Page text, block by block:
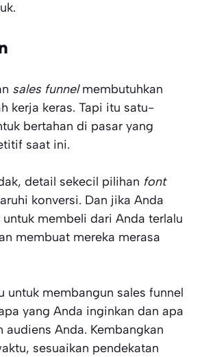
sales funnelmembutuhkan
kerja keras. Tapi itu satu-
bertahan di pasar yang
saat ini.
detail sekecil pilihan font
konversi. Dan jika Anda
membeli dari Anda terlalu
membuat mereka merasa
untuk membangun sales funnel
yang Anda inginkan dan apa
audiens Anda. Kembangkan
sesuaikan pendekatan